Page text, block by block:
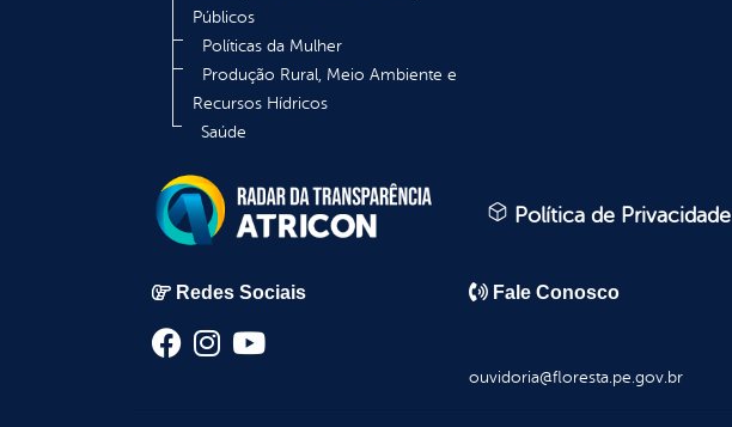
Públicos
Políticas da Mulher
Produção Rural, Meio Ambiente e
Recursos Hídricos
Saúde
Política de Privacidade
Redes Sociais Fale Conosco
ouvidoria@floresta.pe.gov.br